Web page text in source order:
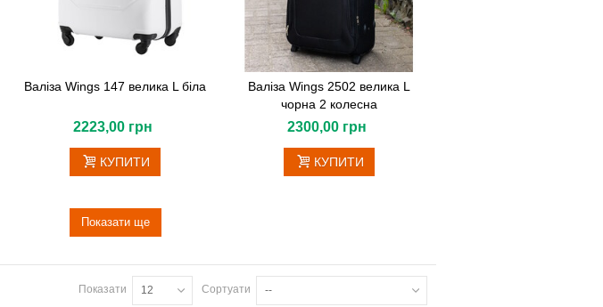
Валіза Wings 147 велика L біла
2223,00 грн
КУПИТИ
Валіза Wings 2502 велика L
чорна 2 колесна
2300,00 грн
КУПИТИ
Показати ще
Сортуати --
Показати 12